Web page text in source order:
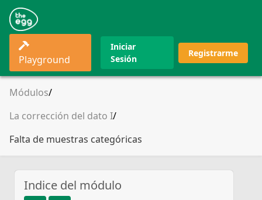
Playground
Iniciar
Sesión
Registrarme
Módulos
La corrección del dato I
Falta de muestras categóricas
Indice del módulo